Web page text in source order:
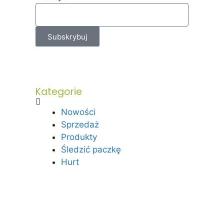
Subskrybuj
Kategorie
Nowości
Sprzedaż
Produkty
Śledzić paczkę
Hurt